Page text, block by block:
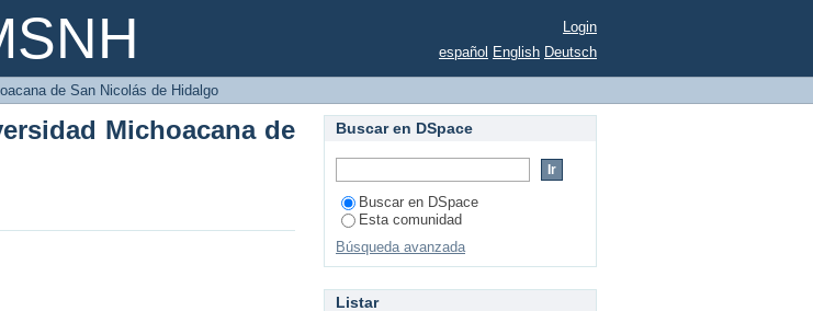
Michoacana de San Nicolás de Hidalgo
Login
español English Deutsch
de San Nicolás de Hidalgo
Michoacana de
Buscar en DSpace
Buscar en DSpace
Esta comunidad
Búsqueda avanzada
Listar